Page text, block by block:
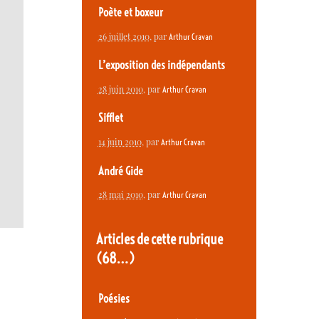
Poète et boxeur
26 juillet 2010, par Arthur Cravan
L’exposition des indépendants
28 juin 2010, par Arthur Cravan
Sifflet
14 juin 2010, par Arthur Cravan
André Gide
28 mai 2010, par Arthur Cravan
Articles de cette rubrique
(68…)
Poésies